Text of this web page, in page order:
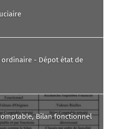
ordinaire - Dépot état de
Bilan fonctionnel